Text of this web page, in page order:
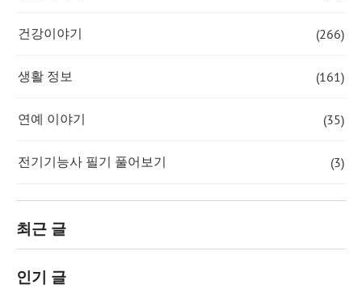
건강이야기 (266)
생활 정보 (161)
연예 이야기 (35)
전기기능사 필기 풀어보기 (3)
최근 글
인기 글